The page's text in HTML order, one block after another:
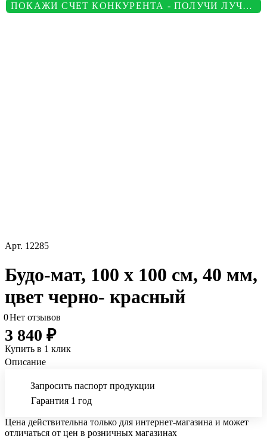
ПОКАЖИ СЧЕТ КОНКУРЕНТА - ПОЛУЧИ ЛУЧШУЮ ЦЕНУ
Арт. 12285
Будо-мат, 100 x 100 см, 40 мм,
цвет черно- красный
0Нет отзывов
3 840 ₽
Купить в 1 клик
Описание
Запросить паспорт продукции
Гарантия 1 год
Цена действительна только для интернет-магазина и может
отличаться от цен в розничных магазинах